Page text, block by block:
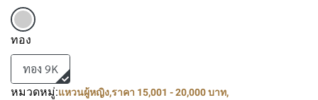
ทอง
ทอง 9K
หมวดหมู่:แหวนผู้หญิง,ราคา 15,001 - 20,000 บาท,